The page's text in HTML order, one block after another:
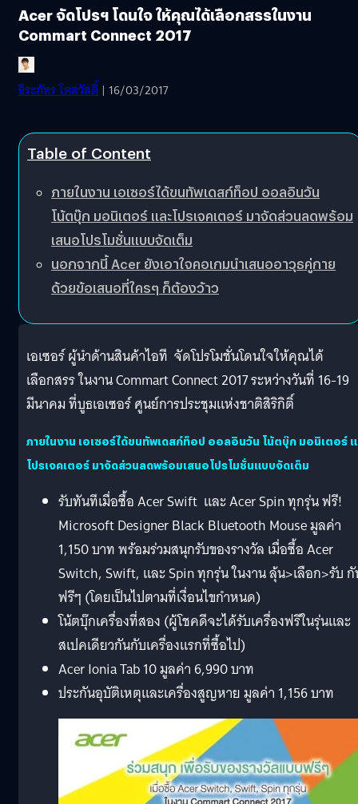
Acer จัดโปรฯ โดนใจ ให้คุณได้เลือกสรรในงาน
Commart Connect 2017
ธีระภัทร โตสวัสดิ์ | 16/03/2017
Table of Content
ภายในงาน เอเซอร์ได้ขนทัพเดสก์ท็อป ออลอินวัน
โน้ตบุ๊ก มอนิเตอร์ และโปรเจคเตอร์ มาจัดส่วนลดพร้อม
เสนอโปรโมชั่นแบบจัดเต็ม
นอกจากนี้ Acer ยังเอาใจคอเกมนำเสนออาวุธคู่กาย
ด้วยข้อเสนอที่ใครๆ ก็ต้องว้าว
เอเซอร์ ผู้นำด้านสินค้าไอที จัดโปรโมชั่นโดนใจให้คุณได้
เลือกสรร ในงาน Commart Connect 2017 ระหว่างวันที่ 16-19
มีนาคม ที่บูธเอเซอร์ ศูนย์การประชุมแห่งชาติสิริกิติ์
ภายในงาน เอเซอร์ได้ขนทัพเดสก์ท็อป ออลอินวัน โน้ตบุ๊ก มอนิเตอร์
โปรเจคเตอร์ มาจัดส่วนลดพร้อมเสนอโปรโมชั่นแบบจัดเต็ม
รับทันทีเมื่อซื้อ Acer Swift และ Acer Spin ทุกรุ่น ฟรี!
Microsoft Designer Black Bluetooth Mouse มูลค่า
1,150 บาท พร้อมร่วมสนุกรับของรางวัล เมื่อซื้อ Acer
Switch, Swift, และ Spin ทุกรุ่น ในงาน ลุ้น>เลือก>รับ
ฟรีๆ (โดยเป็นไปตามที่เงื่อนไขกำหนด)
โน้ตบุ๊กเครื่องที่สอง (ผู้โชคดีจะได้รับเครื่องฟรีในรุ่นและ
สเปคเดียวกันกับเครื่องแรกที่ซื้อไป)
Acer Ionia Tab 10 มูลค่า 6,990 บาท
ประกันอุบัติเหตุและเครื่องสูญหาย มูลค่า 1,156 บาท